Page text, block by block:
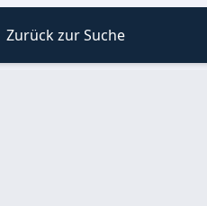
Zurück zur Suche